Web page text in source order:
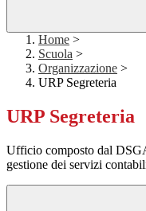
Home >
Scuola >
Organizzazione >
URP Segreteria
URP Segreteria
Ufficio composto dal
gestione dei servizi